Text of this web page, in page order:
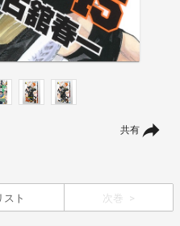
共有
スト 次巻